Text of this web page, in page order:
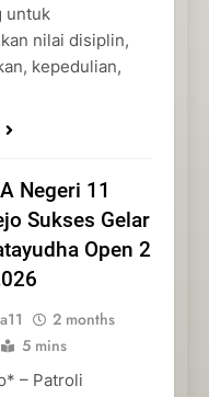
untuk
nilai disiplin,
kepedulian,
Negeri 11
Sukses Gelar
Open 2
2 months
5 mins
– Patroli